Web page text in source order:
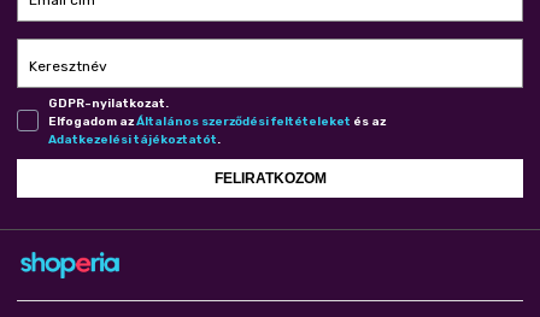
Keresztnév
GDPR-nyilatkozat.
Elfogadom azÁl­ta­lá­nos szer­ző­dé­si fel­té­te­le­ket és az
Adat­ke­ze­lé­si tá­jé­koz­ta­tót.
FELIRATKOZOM